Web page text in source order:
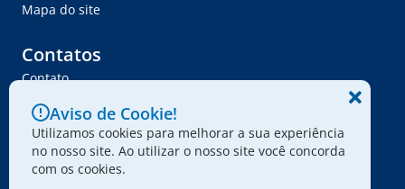
Mapa do site
Contatos
Contato
Trabalhe Conosco
Ser Fornecedor
Envie seu projeto
Aviso de Cookie!
Utilizamos cookies para melhorar a sua experiência
no nosso site. Ao utilizar o nosso site você concorda
com os cookies.